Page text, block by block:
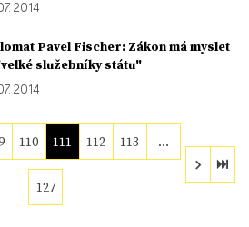
2014
Pavel Fischer: Zákon má myslet
služebníky státu"
2014
110 111 112 113 …
127